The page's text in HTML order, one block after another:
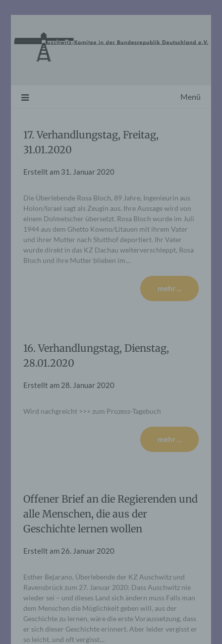
Menü
17. Verhandlungstag, Freitag,
31.01.2020
Erstellt am 31. Januar 2020
Die Überlebende Rosa Bloch, 89 Jahre, Ingenieurin aus
Holon/Israel sagt als Zeugin aus. Ihre Aussage wird von
einem Dolmetscher übersetzt. Rosa Bloch wurde im Juli
1944 aus dem Ghetto Kowno/Litauen mit ihrem Vater
und ihrer Mutter nach Stutthof deportiert. Ihr Vater
wurde direkt in das KZ Dachau weiterverschleppt, Rosa
Bloch und ihre Mutter blieben im…
mehr ...
16. Verhandlungstag, Dienstag,
28.01.2020
Erstellt am 28. Januar 2020
Wird nachgreicht >>> zum Prozess-Tagebuch
mehr ...
Offener Brief an die Regierenden und
alle Menschen, die aus der
Geschichte lernen wollen
Erstellt am 26. Januar 2020
Esther Bejarano, Überlebende der KZ Auschwitz und
Ravensbrück zum 27. Januar 2020: Dass Auschwitz nie
wieder sei – und dieses Land sich ändern muss Falls man
dem Menschen die Möglichkeit geben will, aus der
Geschichte zu lernen, wäre die erste Voraussetzung, dass
er sich dieser Geschichte erinnert. Aber leider vergisst er
so leicht, und oft vergisst…